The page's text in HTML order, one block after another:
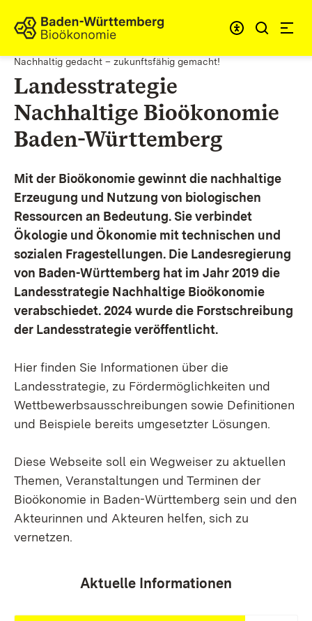
Zum Inhalt springen
Link zur Startseite
Nachhaltig gedacht – zukunftsfähig gemacht!
Landesstrategie
Nachhaltige Bioökonomie
Baden-Württemberg
Mit der Bioökonomie gewinnt die nachhaltige
Erzeugung und Nutzung von biologischen
Ressourcen an Bedeutung. Sie verbindet
Ökologie und Ökonomie mit technischen und
sozialen Fragestellungen. Die Landesregierung
von Baden-Württemberg hat im Jahr 2019 die
Landesstrategie Nachhaltige Bioökonomie
verabschiedet. 2024 wurde die Forstschreibung
der Landesstrategie veröffentlicht.
Hier finden Sie Informationen über die
Landesstrategie, zu Fördermöglichkeiten und
Wettbewerbsausschreibungen sowie Definitionen
und Beispiele bereits umgesetzter Lösungen.
Diese Webseite soll ein Wegweiser zu aktuellen
Themen, Veranstaltungen und Terminen der
Bioökonomie in Baden-Württemberg sein und den
Akteurinnen und Akteuren helfen, sich zu
vernetzen.
Aktuelle Informationen